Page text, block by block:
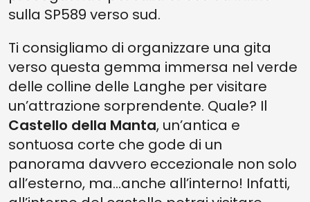
sulla SP589 verso sud.
Ti consigliamo di organizzare una gita
verso questa gemma immersa nel verde
delle colline delle Langhe per visitare
un’attrazione sorprendente. Quale? Il
Castello della Manta, un’antica e
sontuosa corte che gode di un
panorama davvero eccezionale non solo
all’esterno, ma...anche all’interno! Infatti,